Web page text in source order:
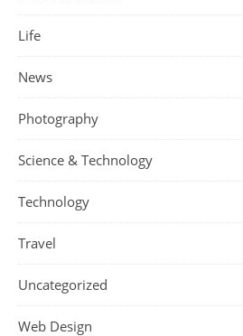
Life
News
Photography
Science & Technology
Technology
Travel
Uncategorized
Web Design